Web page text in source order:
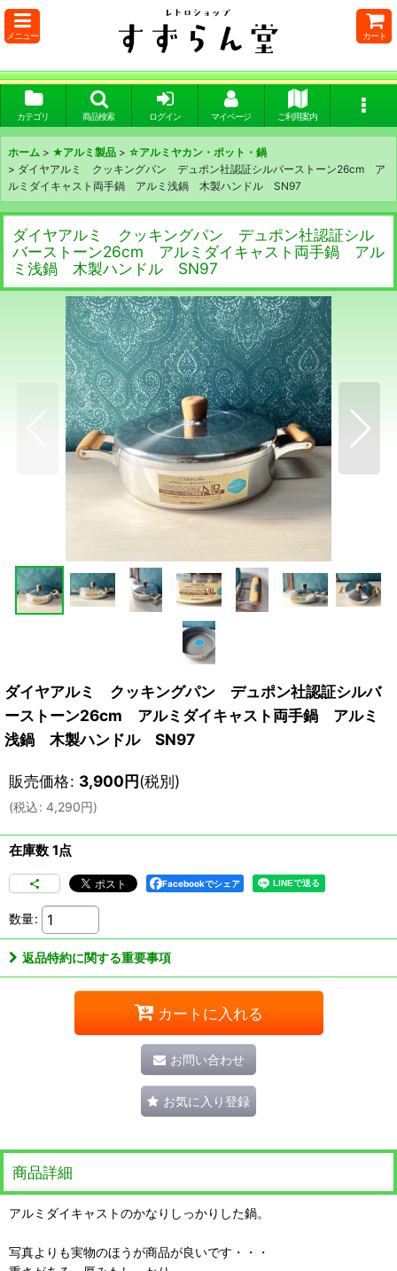
メニュー カート
カテゴリ 商品検索 ログイン マイページ ご利用案内
ホーム > ★アルミ製品 > ☆アルミヤカン・ポット・鍋
> ダイヤアルミ クッキングパン デュポン社認証シルバーストーン26cm ア
ルミダイキャスト両手鍋 アルミ浅鍋 木製ハンドル SN97
ダイヤアルミ クッキングパン デュポン社認証シル
バーストーン26cm アルミダイキャスト両手鍋 アル
ミ浅鍋 木製ハンドル SN97
ダイヤアルミ クッキングパン デュポン社認証シルバ
ーストーン26cm アルミダイキャスト両手鍋 アルミ
浅鍋 木製ハンドル SN97
販売価格: 3,900円(税別)
(税込: 4,290円)
在庫数 1点
Facebookでシェア
数量:
返品特約に関する重要事項
カートに入れる
お問い合わせ
お気に入り登録
商品詳細
アルミダイキャストのかなりしっかりした鍋。
写真よりも実物のほうが商品が良いです・・・